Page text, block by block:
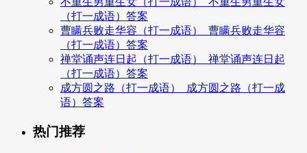
（打一成语）答案
曹瞒兵败走华容（打一成语）_曹瞒兵败走华容
（打一成语）答案
禅堂诵声连日起（打一成语）_禅堂诵声连日起
（打一成语）答案
成方圆之路（打一成语）_成方圆之路（打一成
语）答案
热门推荐